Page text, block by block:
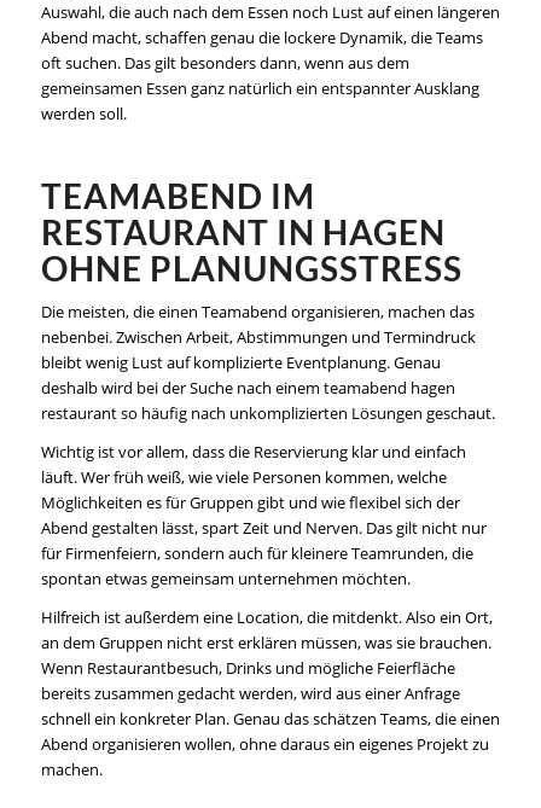
Auswahl, die auch nach dem Essen noch Lust auf einen längeren
Abend macht, schaffen genau die lockere Dynamik, die Teams
oft suchen. Das gilt besonders dann, wenn aus dem
gemeinsamen Essen ganz natürlich ein entspannter Ausklang
werden soll.
TEAMABEND IM
RESTAURANT IN HAGEN
OHNE PLANUNGSSTRESS
Die meisten, die einen Teamabend organisieren, machen das
nebenbei. Zwischen Arbeit, Abstimmungen und Termindruck
bleibt wenig Lust auf komplizierte Eventplanung. Genau
deshalb wird bei der Suche nach einem teamabend hagen
restaurant so häufig nach unkomplizierten Lösungen geschaut.
Wichtig ist vor allem, dass die Reservierung klar und einfach
läuft. Wer früh weiß, wie viele Personen kommen, welche
Möglichkeiten es für Gruppen gibt und wie flexibel sich der
Abend gestalten lässt, spart Zeit und Nerven. Das gilt nicht nur
für Firmenfeiern, sondern auch für kleinere Teamrunden, die
spontan etwas gemeinsam unternehmen möchten.
Hilfreich ist außerdem eine Location, die mitdenkt. Also ein Ort,
an dem Gruppen nicht erst erklären müssen, was sie brauchen.
Wenn Restaurantbesuch, Drinks und mögliche Feierfläche
bereits zusammen gedacht werden, wird aus einer Anfrage
schnell ein konkreter Plan. Genau das schätzen Teams, die einen
Abend organisieren wollen, ohne daraus ein eigenes Projekt zu
machen.